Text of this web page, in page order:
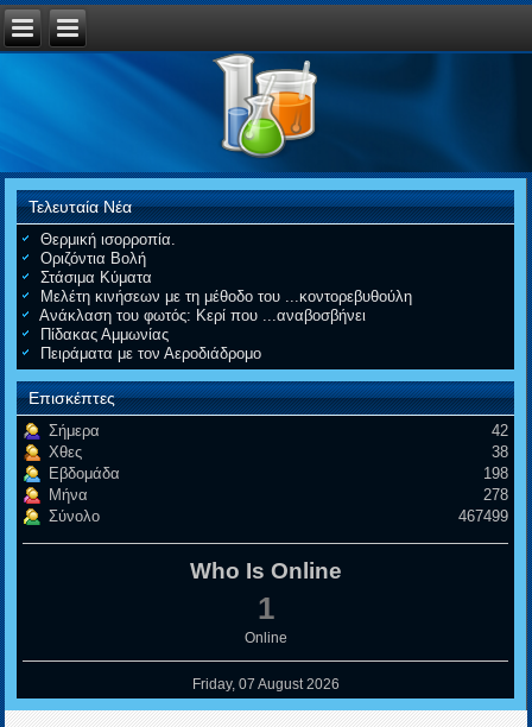
Τελευταία Νέα
Θερμική ισορροπία.
Οριζόντια Βολή
Στάσιμα Κύματα
Μελέτη κινήσεων με τη μέθοδο του ...κοντορεβυθούλη
Ανάκλαση του φωτός: Κερί που ...αναβοσβήνει
Πίδακας Αμμωνίας
Πειράματα με τον Αεροδιάδρομο
Επισκέπτες
Σήμερα
42
Χθες
38
Εβδομάδα
198
Μήνα
278
Σύνολο
467499
Who Is Online
1
Online
Friday, 07 August 2026